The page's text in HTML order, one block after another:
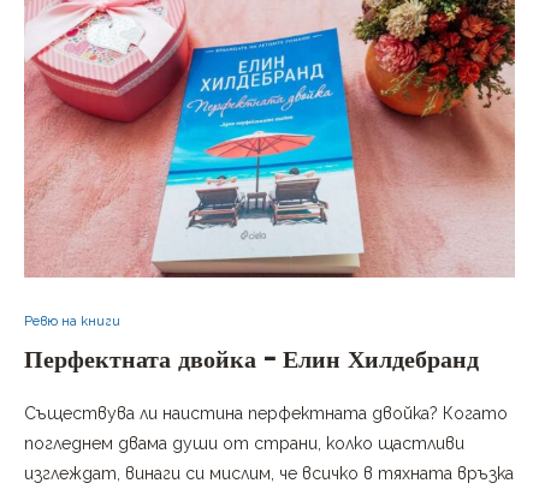
Ревю на книги
Перфектната двойка – Елин Хилдебранд
Съществува ли наистина перфектната двойка? Когато
погледнем двама души от страни, колко щастливи
изглеждат, винаги си мислим, че всичко в тяхната връзка